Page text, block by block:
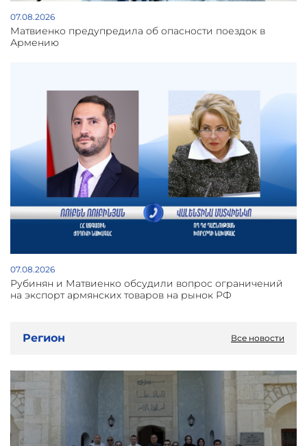
07.08.2026
Матвиенко предупредила об опасности поездок в
Армению
07.08.2026
Рубинян и Матвиенко обсудили вопрос ограничений
на экспорт армянских товаров на рынок РФ
Регион Все новости